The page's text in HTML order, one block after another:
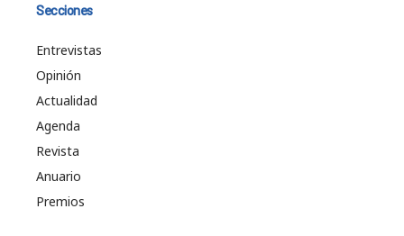
Secciones
Entrevistas
Opinión
Actualidad
Agenda
Revista
Anuario
Premios